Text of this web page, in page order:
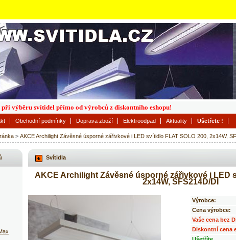
> AKCE Archilight Závěsné úsporné zářivkové i LED svítidlo FLAT SOLO 200, 2x14W,
Svítidla
AKCE Archilight Závěsné úsporné zářivkové i LED
2x14W, SFS214D/DI
Výrobce:
Cena výrobce:
Vaše cena bez
Diskontní cena
Obchodní podmínky Doprava zboží Elektroodpad Aktuality Ušetřete !
při výběru svítidel přímo od výrobců z diskontního eshopu!